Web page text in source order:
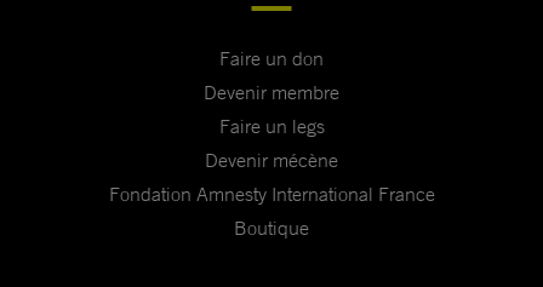
Faire un don
Devenir membre
Faire un legs
Devenir mécène
Fondation Amnesty International France
Boutique